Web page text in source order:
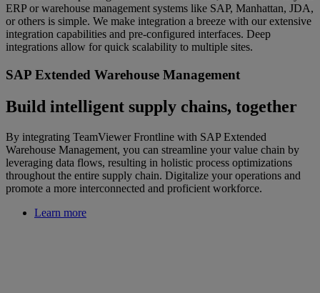
ERP or warehouse management systems like SAP, Manhattan, JDA,
or others is simple. We make integration a breeze with our extensive
integration capabilities and pre-configured interfaces. Deep
integrations allow for quick scalability to multiple sites.
SAP Extended Warehouse Management
Build intelligent supply chains, together
By integrating TeamViewer Frontline with SAP Extended
Warehouse Management, you can streamline your value chain by
leveraging data flows, resulting in holistic process optimizations
throughout the entire supply chain. Digitalize your operations and
promote a more interconnected and proficient workforce.
Learn more